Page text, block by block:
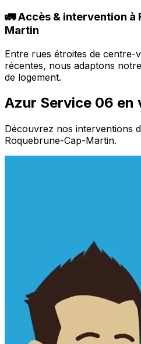
🚛 Accès & intervention à
Martin
Entre rues étroites de centre-
récentes, nous adaptons
de logement.
Azur Service 06 en
Découvrez nos interventions
Roquebrune-Cap-Martin.